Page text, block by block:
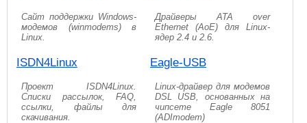
Сайт поддержки Windows-
модемов (winmodems) в
Linux.
ISDN4Linux
Проект ISDN4Linux.
Списки рассылок, FAQ,
ссылки, файлы для
скачивания.
Драйверы ATA over
Ethernet (AoE) для Linux-
ядер 2.4 и 2.6.
Eagle-USB
Linux-драйвер для модемов
DSL USB, основанных на
чипсете Eagle 8051
(ADImodem)